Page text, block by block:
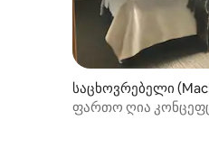
საცხოვრებელი
ფართო ღია